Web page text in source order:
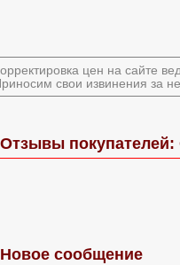
цен на сайте
свои извинения за
Отзывы покупателей:
Новое сообщение